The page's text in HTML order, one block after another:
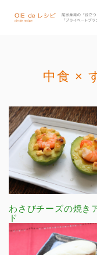
中食 ×
わさびチーズの焼き
ド